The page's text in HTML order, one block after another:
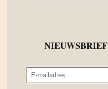
NIEUWSBRIEF